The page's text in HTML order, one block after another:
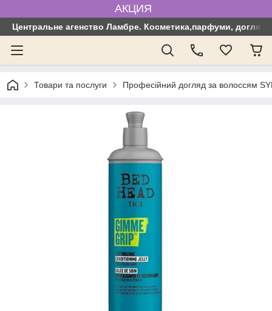
АКЦИЯ
Центральне агенство Ламбре. Косметика,парфуми, догляд
Товари та послуги Професійний догляд за волоссям